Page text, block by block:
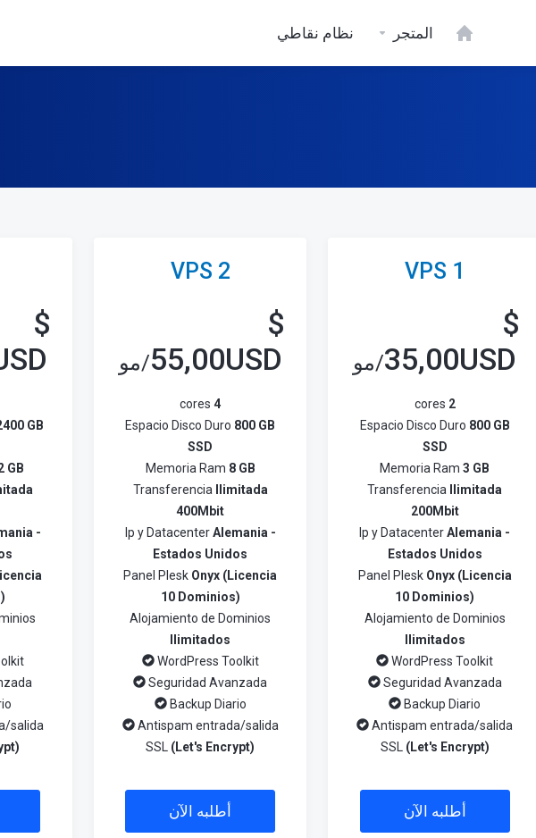
المتجر نظام نقاطي
VPS 1
$
35,00USD/مو
cores 2
Espacio Disco Duro 800 GB
SSD
Memoria Ram 3 GB
Transferencia
Ilimitada
200Mbit
Ip y DatacenterAlemania -
Estados Unidos
Panel Plesk Onyx (Licencia
10 Dominios)
Alojamiento de Dominios
Ilimitados
WordPress Toolkit
Seguridad Avanzada
Backup Diario
Antispam entrada/salida
SSL (Let's Encrypt)
أطلبه الآن
VPS 2
$
55,00USD/مو
cores 4
Espacio Disco Duro 800 GB
SSD
Memoria Ram 8 GB
Transferencia
Ilimitada
400Mbit
Ip y DatacenterAlemania -
Estados Unidos
Panel Plesk Onyx (Licencia
10 Dominios)
Alojamiento de Dominios
Ilimitados
WordPress Toolkit
Seguridad Avanzada
Backup Diario
Antispam entrada/salida
SSL (Let's Encrypt)
أطلبه الآن
$
GB
GB
-
salida